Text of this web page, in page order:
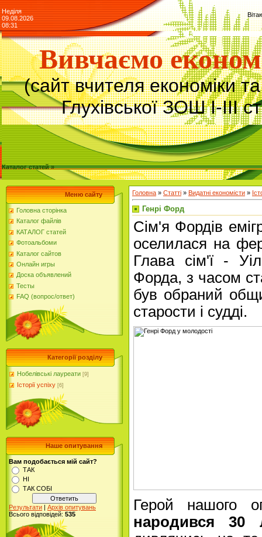
Неділя
09.08.2026
08:31
Вивчаємо
(сайт вчителя економіки
Глухівської ЗОШ І-ІІІ
Каталог статей »
Меню сайту
Головна сторінка
Каталог файлів
КАТАЛОГ статей
Фотоальбоми
Каталог сайтов
Онлайн игры
Доска объявлений
Тесты
FAQ (вопрос/ответ)
Категорії розділу
Нобелівські лауреати [9]
Історії успіху [6]
Наше опитування
Вам подобається мій сайт?
ТАК
НІ
ТАК СОБІ
Результати | Архів опитувань
Всього відповідей: 535
Головна » Статті » Видатні економісти »
Генрі Форд
Сім'я Фордів
оселилася на
Глава сім'ї -
Форда, з часом
був обраний
старости і судді.
Герой нашого
народився 30